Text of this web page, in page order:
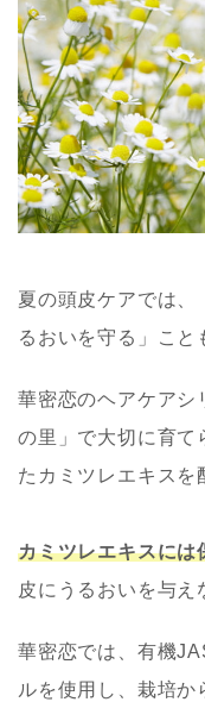
夏の頭皮ケアでは、
るおいを守る」こと
華密恋のヘアケアシ
の里」で大切に育て
たカミツレエキスを
カミツレエキスには
皮にうるおいを与え
華密恋では、有機
ルを使用し、栽培か